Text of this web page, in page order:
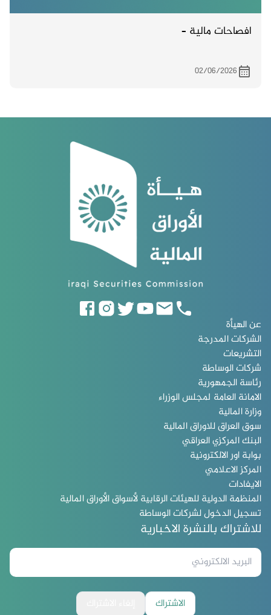
افصاحات مالية –
02/06/2026
عن الهيأة
الشركات المدرجة
التشريعات
شركات الوساطة
رئاسة الجمهورية
الامانة العامة لمجلس الوزراء
وزارة المالية
سوق العراق للاوراق المالية
البنك المركزي العراقي
بوابة اور الالكترونية
المركز الاعلامي
الايفادات
المنظمة الدولية للهيئات الرقابية لأسواق الأوراق المالية
تسجيل الدخول لشركات الوساطة
للاشتراك بالنشرة الاخبارية
الاشتراك